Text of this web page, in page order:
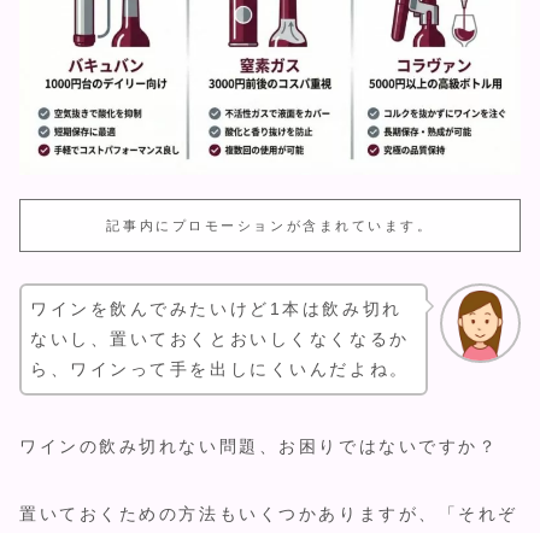
記事内にプロモーションが含まれています。
ワインを飲んでみたいけど1本は飲み切れ
ないし、置いておくとおいしくなくなるか
ら、ワインって手を出しにくいんだよね。
ワインの飲み切れない問題、お困りではないですか？
置いておくための方法もいくつかありますが、「それぞ